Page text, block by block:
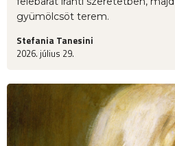
gyümölcsöt terem.
Stefania Tanesini
2026. július 29.